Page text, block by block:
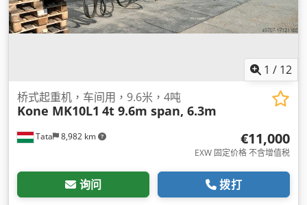
1 / 12
Tata 8,982 km
桥式起重机，车间用，9.6米，4吨
Kone MK10L1 4t 9.6m span, 6.3m
€11,000
EXW 固定价格 不含增值税
询问 拨打